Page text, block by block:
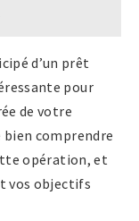
d’un prêt
pour
de votre
comprendre
opération, et
vos objectifs